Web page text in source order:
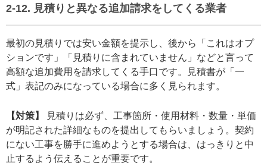
2-12. 見積りと異なる追加請求をしてくる業者
最初の見積りでは安い金額を提示し、後から「これはオプ
ションです」「見積りに含まれていません」などと言って
高額な追加費用を請求してくる手口です。見積書が「一
式」表記のみになっている場合に多く見られます。
【対策】
見積りは必ず、工事箇所・使用材料・数量・単価
が明記された詳細なものを提出してもらいましょう。契約
にない工事を勝手に進めようとする場合は、はっきりと中
止するよう伝えることが重要です。